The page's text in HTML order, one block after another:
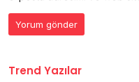
Trend Yazılar